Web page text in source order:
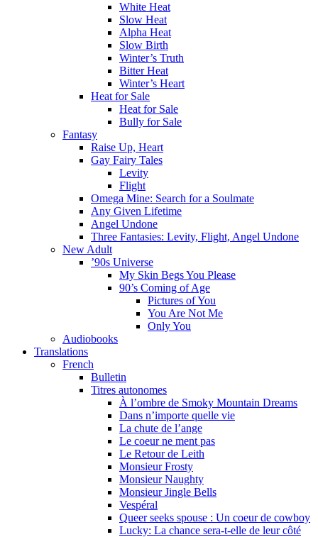
White Heat
Slow Heat
Alpha Heat
Slow Birth
Winter’s Truth
Bitter Heat
Winter’s Heart
Heat for Sale
Heat for Sale
Bully for Sale
Fantasy
Raise Up, Heart
Gay Fairy Tales
Levity
Flight
Omega Mine: Search for a Soulmate
Any Given Lifetime
Angel Undone
Three Fantasies: Levity, Flight, Angel Undone
New Adult
’90s Universe
My Skin Begs You Please
90’s Coming of Age
Pictures of You
You Are Not Me
Only You
Audiobooks
Translations
French
Bulletin
Titres autonomes
À l’ombre de Smoky Mountain Dreams
Dans n’importe quelle vie
La chute de l’ange
Le coeur ne ment pas
Le Retour de Leith
Monsieur Frosty
Monsieur Naughty
Monsieur Jingle Bells
Vespéral
Queer seeks spouse : Un coeur de cowboy
Lucky: La chance sera-t-elle de leur côté